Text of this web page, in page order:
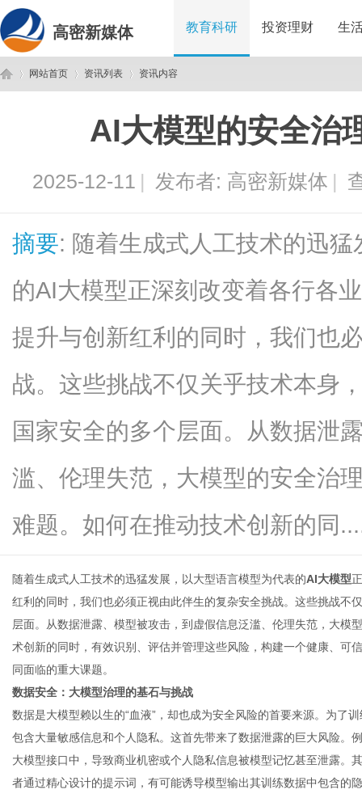
高密新媒体 教育科研 投资理财 生
网站首页 资讯列表
›
资讯内容
AI大模型的安全治
2025-12-11 | 发布者: 高密新媒体 |
摘要: 随着生成式人工技术的迅
的AI大模型正深刻改变着各行各
提升与创新红利的同时，我们也
战。这些挑战不仅关乎技术本身
国家安全的多个层面。从数据泄
滥、伦理失范，大模型的安全治
难题。如何在推动技术创新的同
随着生成式人工技术的迅猛发展，以大型语言模型为代表的AI大模型
红利的同时，我们也必须正视由此伴生的复杂安全挑战。这些挑战不
层面。从数据泄露、模型被攻击，到虚假信息泛滥、伦理失范，大模
术创新的同时，有效识别、评估并管理这些风险，构建一个健康、可
同面临的重大课题。
数据安全：大模型治理的基石与挑战
数据是大模型赖以生的“血液”，却也成为安全风险的首要来源。为了
包含大量敏感信息和个人隐私。这首先带来了数据泄露的巨大风险。
大模型接口中，导致商业机密或个人隐私信息被模型记忆甚至泄露。
者通过精心设计的提示词，有可能诱导模型输出其训练数据中包含的